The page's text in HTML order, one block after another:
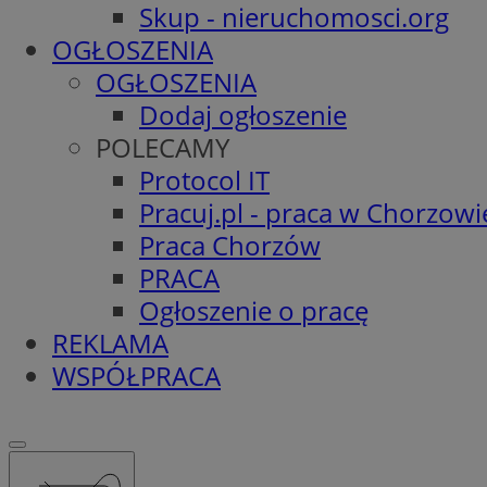
Skup - nieruchomosci.org
OGŁOSZENIA
OGŁOSZENIA
Dodaj ogłoszenie
POLECAMY
Protocol IT
Pracuj.pl - praca w
Praca Chorzów
PRACA
Ogłoszenie o pracę
REKLAMA
WSPÓŁPRACA